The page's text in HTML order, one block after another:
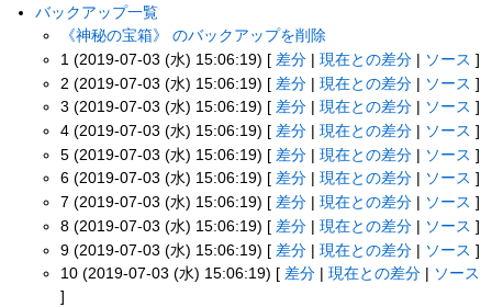
バックアップ一覧
《神秘の宝箱》 のバックアップを削除
1 (2019-07-03 (水) 15:06:19) [ 差分 |現在との差分 ソース ]
2 (2019-07-03 (水) 15:06:19) [ 差分 |現在との差分 ソース ]
3 (2019-07-03 (水) 15:06:19) [ 差分 |現在との差分 ソース ]
4 (2019-07-03 (水) 15:06:19) [ 差分 |現在との差分 ソース ]
5 (2019-07-03 (水) 15:06:19) [ 差分 |現在との差分 ソース ]
6 (2019-07-03 (水) 15:06:19) [ 差分 |現在との差分 ソース ]
7 (2019-07-03 (水) 15:06:19) [ 差分 |現在との差分 ソース ]
8 (2019-07-03 (水) 15:06:19) [ 差分 |現在との差分 ソース ]
9 (2019-07-03 (水) 15:06:19) [ 差分 |現在との差分 | ソース ]
10 (2019-07-03 (水) 15:06:19) [ 差分 |現在との差分
ソース
]